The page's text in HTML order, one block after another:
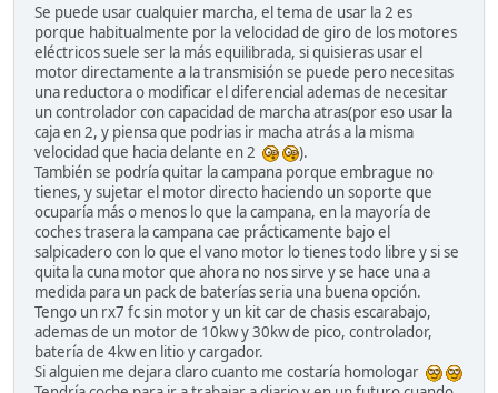
Se puede usar cualquier marcha, el tema de usar la 2 es
porque habitualmente por la velocidad de giro de los motores
eléctricos suele ser la más equilibrada, si quisieras usar el
motor directamente a la transmisión se puede pero necesitas
una reductora o modificar el diferencial ademas de necesitar
un controlador con capacidad de marcha atras(por eso usar la
caja en 2, y piensa que podrias ir macha atrás a la misma
velocidad que hacia delante en 2
).
También se podría quitar la campana porque embrague no
tienes, y sujetar el motor directo haciendo un soporte que
ocuparía más o menos lo que la campana, en la mayoría de
coches trasera la campana cae prácticamente bajo el
salpicadero con lo que el vano motor lo tienes todo libre y si se
quita la cuna motor que ahora no nos sirve y se hace una a
medida para un pack de baterías seria una buena opción.
Tengo un rx7 fc sin motor y un kit car de chasis escarabajo,
ademas de un motor de 10kw y 30kw de pico, controlador,
batería de 4kw en litio y cargador.
Si alguien me dejara claro cuanto me costaría homologar